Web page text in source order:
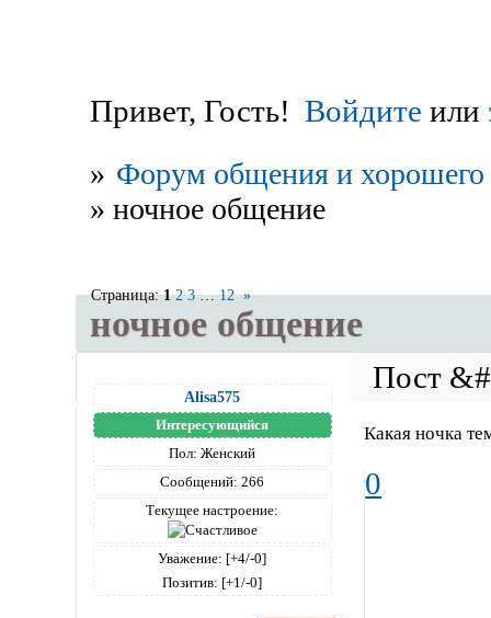
Привет, Гость! Войдите или
» Форум общения и хорошего
» ночное общение
ночное общение
Страница:1 2 3 … 12 »
Alisa575
Интересующийся
Пол: Женский
Сообщений: 266
Текущее настроение:
Уважение: [+4/-0]
Позитив: [+1/-0]
Какая ночка
0